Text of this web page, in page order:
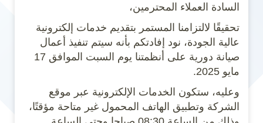
السادة العملاء المحترمين،
تحقيقًا لالتزامنا المستمر بتقديم خدمات إلكترونية
عالية الجودة، نود إفادتكم بأنه سيتم تنفيذ أعمال
صيانة دورية على أنظمتنا يوم السبت الموافق 17
مايو 2025.
وعليه، ستكون الخدمات الإلكترونية عبر موقع
الشركة وتطبيق الهاتف المحمول غير متاحة مؤقتًا،